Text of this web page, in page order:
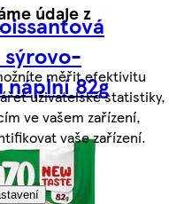
údaje z
měřit efektivitu
uživatelské statistiky,
ve vašem zařízení,
vaše zařízení.
82g